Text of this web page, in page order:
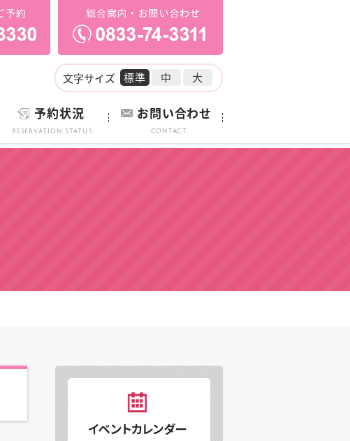
文字サイズ 標準 中 大
予約状況
Reservation Status
お問い合わせ
Contact